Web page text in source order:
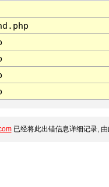
已经将此出错信息详细记录,